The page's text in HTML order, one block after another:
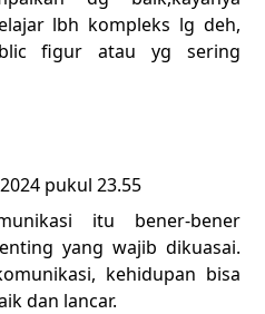
lbh kompleks lg deh,
figur atau yg sering
pukul 23.55
itu bener-bener
yang wajib dikuasai.
kehidupan bisa
dan lancar.